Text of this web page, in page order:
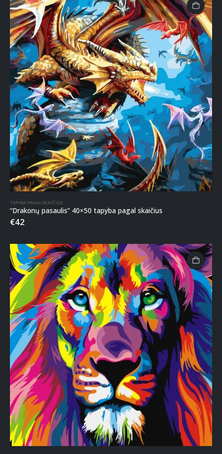
TAPYBA PAGAL SKAIČIUS
“Drakonų pasaulis” 40×50 tapyba pagal skaičius
€42